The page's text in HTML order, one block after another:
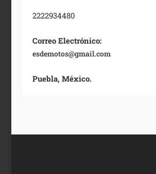
2222934480
Correo Electrónico:
esdemotos@gmail.com
Puebla, México.